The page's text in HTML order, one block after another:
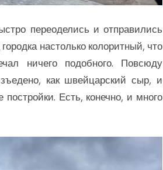
переоделись и отправились
настолько колоритный, что
ничего подобного. Повсюду
как швейцарский сыр, и
Есть, конечно, и много